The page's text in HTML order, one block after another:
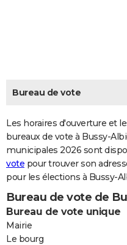
CARTE DE VOEUX
Dictionnaire
Biographies
Citations
Expressions
Proverbes
PROGRAMME TV
COPAINS D'AVANT
FORUM
Bricolage
Lifestyle
Culture
Sport
Auto
Television
Voyage
Cinema
Bureau de vote
Les horaires d'ouverture et
bureaux de vote à Bussy-
municipales 2026 sont
vote pour trouver son
pour les élections à Bussy-
Bureau de vote de
Bureau de vote unique
Mairie
Le bourg